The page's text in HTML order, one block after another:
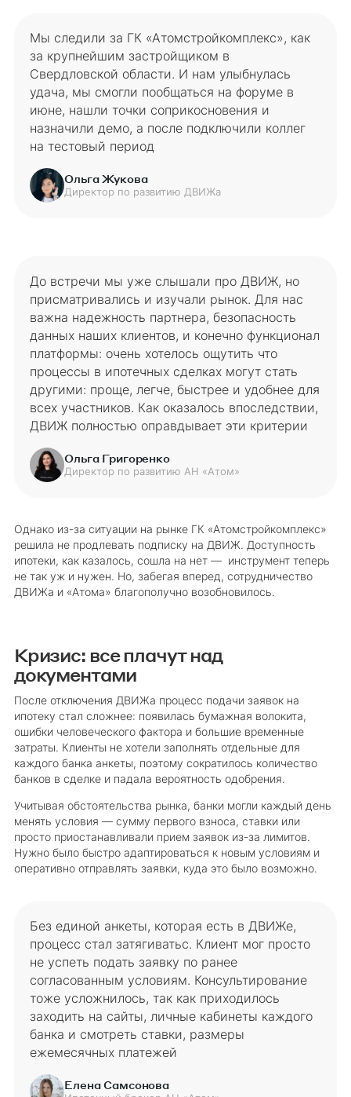
Мы следили за ГК «Атомстройкомплекс», как
за крупнейшим застройщиком в
Свердловской области. И нам улыбнулась
удача, мы смогли пообщаться на форуме в
июне, нашли точки соприкосновения и
назначили демо, а после подключили коллег
на тестовый период
Ольга Жукова
Директор по развитию ДВИЖа
До встречи мы уже слышали про ДВИЖ, но
присматривались и изучали рынок. Для нас
важна надежность партнера, безопасность
данных наших клиентов, и конечно функционал
платформы: очень хотелось ощутить что
процессы в ипотечных сделках могут стать
другими: проще, легче, быстрее и удобнее для
всех участников. Как оказалось впоследствии,
ДВИЖ полностью оправдывает эти критерии
Ольга Григоренко
Директор по развитию АН «Атом»
Однако из-за ситуации на рынке ГК «Атомстройкомплекс»
решила не продлевать подписку на ДВИЖ. Доступность
ипотеки, как казалось, сошла на нет — инструмент теперь
не так уж и нужен. Но, забегая вперед, сотрудничество
ДВИЖа и «Атома» благополучно возобновилось.
Кризис: все плачут над
документами
После отключения ДВИЖа процесс подачи заявок на
ипотеку стал сложнее: появилась бумажная волокита,
ошибки человеческого фактора и большие временные
затраты. Клиенты не хотели заполнять отдельные для
каждого банка анкеты, поэтому сократилось количество
банков в сделке и падала вероятность одобрения.
Учитывая обстоятельства рынка, банки могли каждый день
менять условия — сумму первого взноса, ставки или
просто приостанавливали прием заявок из-за лимитов.
Нужно было быстро адаптироваться к новым условиям и
оперативно отправлять заявки, куда это было возможно.
Без единой анкеты, которая есть в ДВИЖе,
процесс стал затягиватьс. Клиент мог просто
не успеть подать заявку по ранее
согласованным условиям. Консультирование
тоже усложнилось, так как приходилось
заходить на сайты, личные кабинеты каждого
банка и смотреть ставки, размеры
ежемесячных платежей
Елена Самсонова